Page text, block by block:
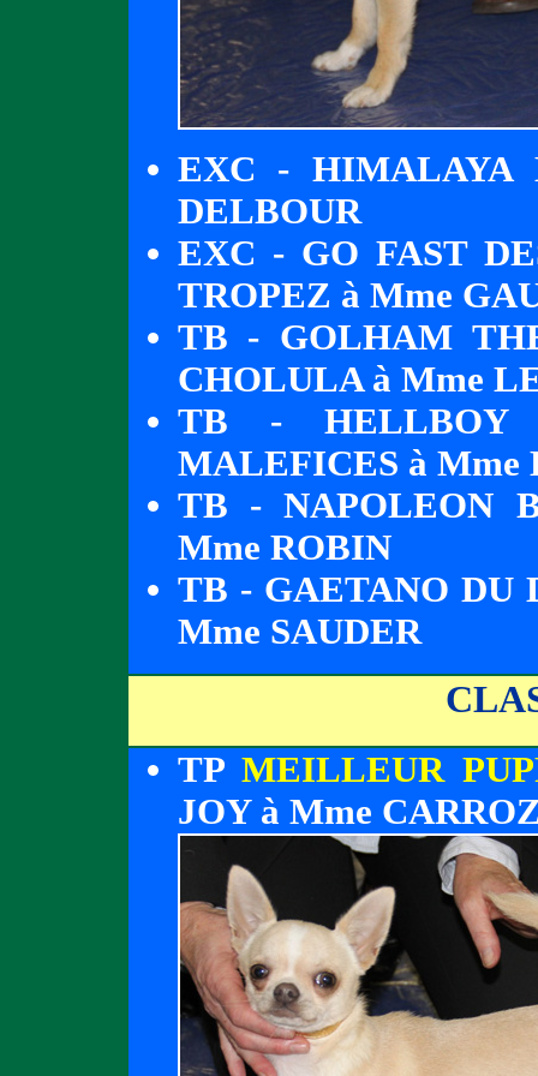
EXC - HIMALAYA
DELBOUR
EXC - GO FAST
TROPEZ à Mme
TB - GOLHAM
CHOLULA à Mme
TB - HELLBOY
MALEFICES à Mme
TB - NAPOLEON
Mme ROBIN
TB - GAETANO DU
Mme SAUDER
TP MEILLEUR
JOY à Mme